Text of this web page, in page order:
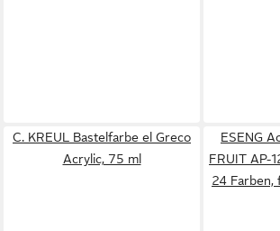
C. KREUL Bastelfarbe el Greco
Acrylic, 75 ml
ESENG
FRUIT AP-
24 Farben,